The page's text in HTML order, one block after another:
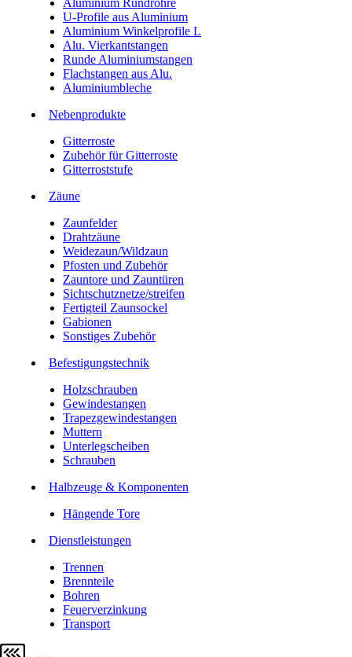
Aluminium Rundrohre
U-Profile aus Aluminium
Aluminium Winkelprofile L
Alu. Vierkantstangen
Runde Aluminiumstangen
Flachstangen aus Alu.
Aluminiumbleche
Nebenprodukte
Gitterroste
Zubehör für Gitterroste
Gitterroststufe
Zäune
Zaunfelder
Drahtzäune
Weidezaun/Wildzaun
Pfosten und Zubehör
Zauntore und Zauntüren
Sichtschutznetze/streifen
Fertigteil Zaunsockel
Gabionen
Sonstiges Zubehör
Befesti­gungstechnik
Holzschrauben
Gewindestangen
Trapezgewindestangen
Muttern
Unterlegscheiben
Schrauben
Halbzeuge & Komponenten
Hängende Tore
Dienstleistungen
Trennen
Brennteile
Bohren
Feuerverzinkung
Transport